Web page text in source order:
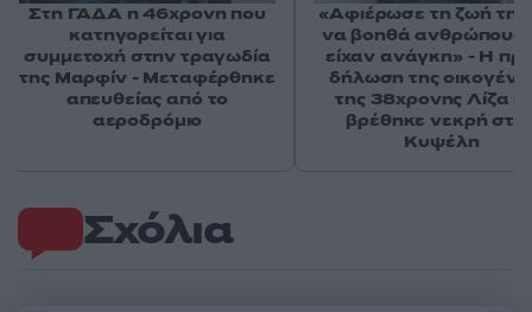
Σχόλια
Στη ΓΑΔΑ η 46χρονη που
κατηγορείται για
συμμετοχή στην τραγωδία
της Μαρφίν - Μεταφέρθηκε
απευθείας από το
αεροδρόμιο
«Αφιέρωσε τη ζωή της
να βοηθά ανθρώπους
είχαν ανάγκη» - Η
δήλωση της
της 38χρονης Λίζα
βρέθηκε νεκρή
Κυψέλη